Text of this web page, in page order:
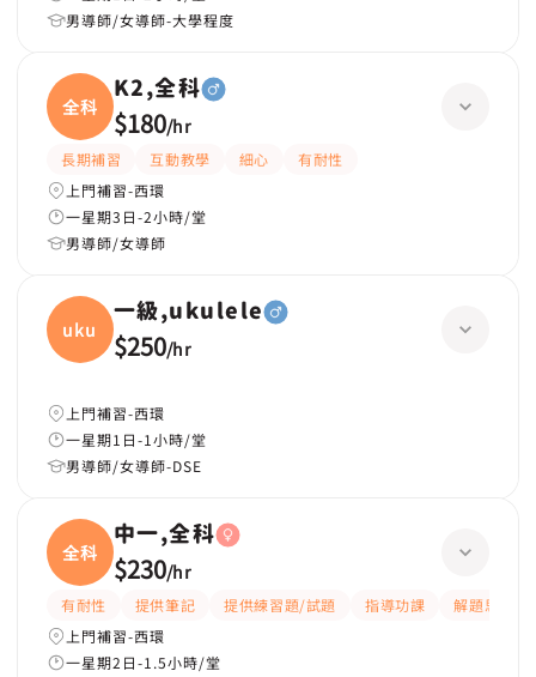
男導師/女導師-大學程度
全科
K2,全科
$180/hr
長期補習 互動教學 細心
有耐性
上門補習-西環
一星期3日-2小時/堂
男導師/女導師
ukule
一級,ukulele
$250/hr
上門補習-西環
一星期1日-1小時/堂
男導師/女導師-DSE
全科
中一,全科
$230/hr
有耐性 提供筆記 提供練習題/試題 指導功課
解題思路
上門補習-西環
一星期2日-1.5小時/堂